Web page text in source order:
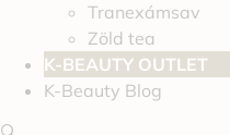
Tranexámsav
Zöld tea
K-BEAUTY OUTLET
K-Beauty Blog